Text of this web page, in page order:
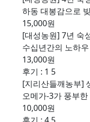
하동 대봉감으로
15,000원
[대성농원] 7년 숙
수십년간의 노하
13,000원
후기 : 1 5
[지리산들깨농부]
오메가-3가 풍부한
10,000원